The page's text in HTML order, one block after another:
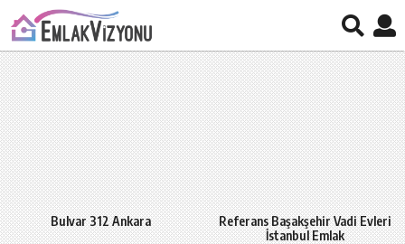
Bulvar 312 Ankara
Referans Başakşehir Vadi Evleri
İstanbul Emlak